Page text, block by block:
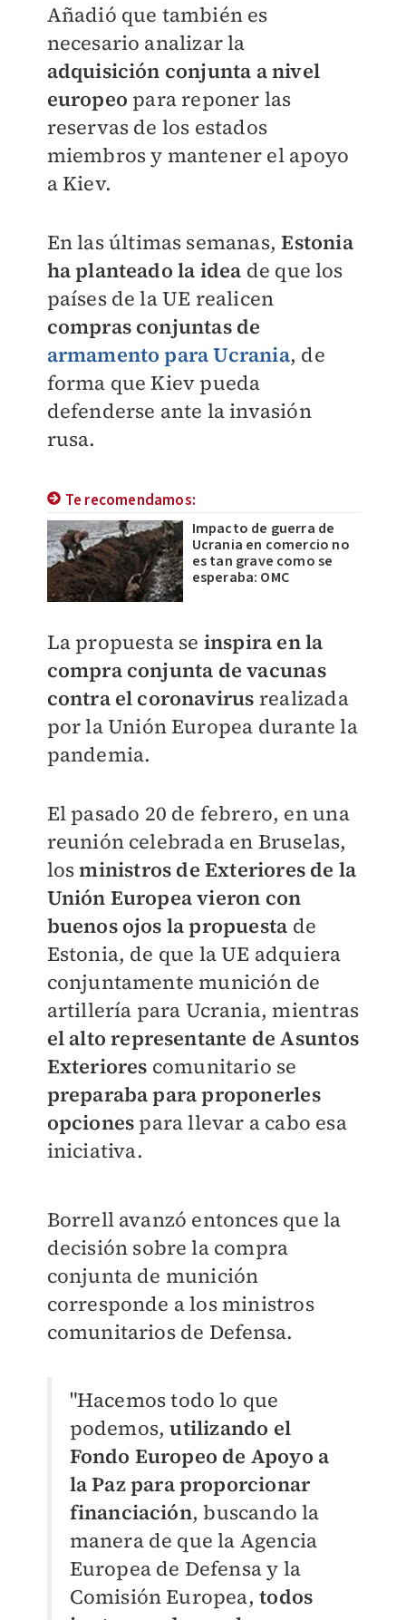
Añadió que también es
necesario analizar la
adquisición conjunta a nivel
europeo para reponer las
reservas de los estados
miembros y mantener el apoyo
a Kiev.
En las últimas semanas,Estonia
ha planteado la idea de que los
países de la UE realicen
compras conjuntas de
armamento para Ucrania, de
forma que Kiev pueda
defenderse ante la invasión
rusa.
Te recomendamos:
Impacto de guerra de
Ucrania en comercio no
es tan grave como se
esperaba: OMC
La propuesta se inspira en la
compra conjunta de vacunas
contra el coronavirus realizada
por la Unión Europea durante la
pandemia.
El pasado 20 de febrero, en una
reunión celebrada en Bruselas,
losministros de Exteriores de la
Unión Europea vieron con
buenos ojos la propuesta de
Estonia, de que la UE adquiera
conjuntamente munición de
artillería para Ucrania, mientras
el alto representante de Asuntos
Exteriores comunitario se
preparaba para proponerles
opciones para llevar a cabo esa
iniciativa.
Borrell avanzó entonces que la
decisión sobre la compra
conjunta de munición
corresponde a los ministros
comunitarios de Defensa.
"Hacemos todo lo que
podemos,utilizando el
Fondo Europeo de Apoyo a
la Paz para proporcionar
financiación, buscando la
manera de que la Agencia
Europea de Defensa y la
Comisión Europea,todos